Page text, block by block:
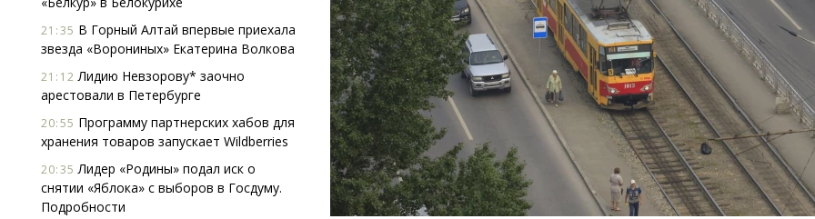
21:35 В Горный Алтай впервые приехала
звезда «Ворониных» Екатерина Волкова
21:12 Лидию Невзорову* заочно
арестовали в Петербурге
20:55 Программу партнерских хабов для
хранения товаров запускает Wildberries
20:35 Лидер «Родины» подал иск о
снятии «Яблока» с выборов в Госдуму.
Подробности
Смелость архитектурных идей.
Генеральный директор компании
ЗИАС — об эстетике городов,
трендах в фасадах и развитии рынка
Архитектурный код начинается с
земли. Мощение крупноформатными
плитами становится новым
стандартом благоустройства
Ищем новые берега.
«Жилищной
Гатилов — о том, как
оставаться на плаву,